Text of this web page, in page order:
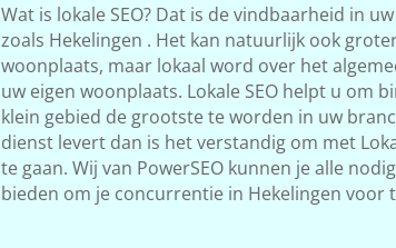
Wat is lokale SEO? Dat is de vindbaarheid in
zoals Hekelingen . Het kan natuurlijk ook
woonplaats, maar lokaal word over het
uw eigen woonplaats. Lokale SEO helpt u om
klein gebied de grootste te worden in uw
dienst levert dan is het verstandig om met
te gaan. Wij van PowerSEO kunnen je alle
bieden om je concurrentie in Hekelingen voor